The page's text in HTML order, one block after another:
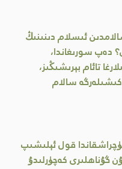
ئىسلام دىنىنىڭ
سورىغاندا،
تائام بېرىشىڭىز،
كىشىلەرگە سالام
قول ئېلىشىپ
گۇناھلىرى كەچۈرلىدۇ